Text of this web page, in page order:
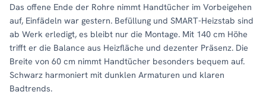
Das offene Ende der Rohre nimmt Handtücher im Vorbeigehen
auf, Einfädeln war gestern. Befüllung und SMART-Heizstab sind
ab Werk erledigt, es bleibt nur die Montage. Mit 140 cm Höhe
trifft er die Balance aus Heizfläche und dezenter Präsenz. Die
Breite von 60 cm nimmt Handtücher besonders bequem auf.
Schwarz harmoniert mit dunklen Armaturen und klaren
Badtrends.